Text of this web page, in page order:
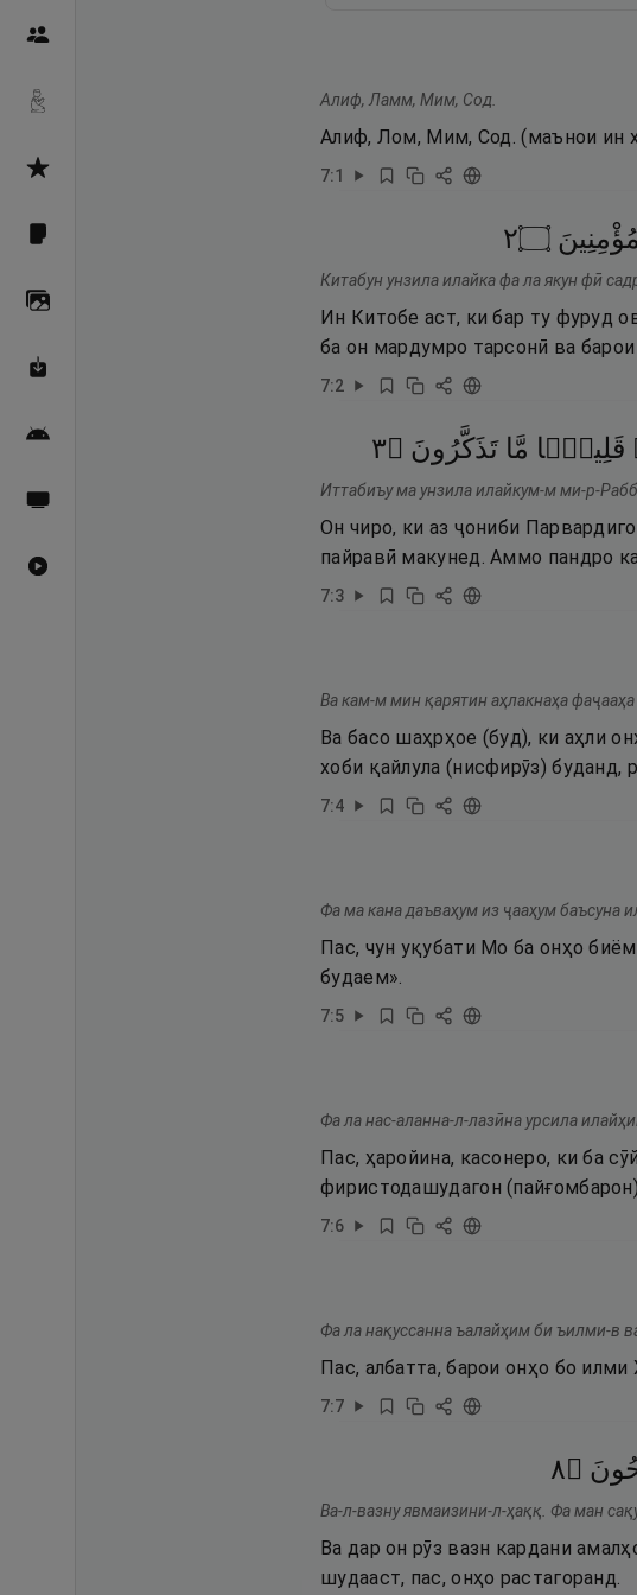
Алиф, Ламм, Мим, Сод.
Алиф, Лом, Мим, Сод. (маънои ин
7:1
۝٢
Китабун унзила илайка фа ла якун фӣ
Ин Китобе аст, ки бар ту фуруд
ба он мардумро тарсонӣ ва
7:2
قَلِيلًۭا مَّا تَذَكَّرُونَ ۝٣
Иттабиъу ма унзила илайкум-м ми-р-
Он чиро, ки аз ҷониби
пайравӣ макунед. Аммо пандро
7:3
Ва кам-м мин қарятин аҳлакнаҳа фаҷааҳа
Ва басо шаҳрҳое (буд), ки аҳли
хоби қайлула (нисфирӯз) буданд,
7:4
Фа ма кана даъваҳум из ҷааҳум баъсуна
Пас, чун уқубати Мо ба онҳо
будаем».
7:5
Фа ла нас-аланна-л-лазӣна урсила
Пас, ҳаройина, касонеро, ки ба
фиристодашудагон
7:6
Фа ла нақуссанна ъалайҳим би ъилми-в
Пас, албатта, барои онҳо бо
7:7
۝٨
Ва-л-вазну явмаизини-л-ҳаққ. Фа ман
Ва дар он рӯз вазн кардани
шудааст, пас, онҳо растагоранд.